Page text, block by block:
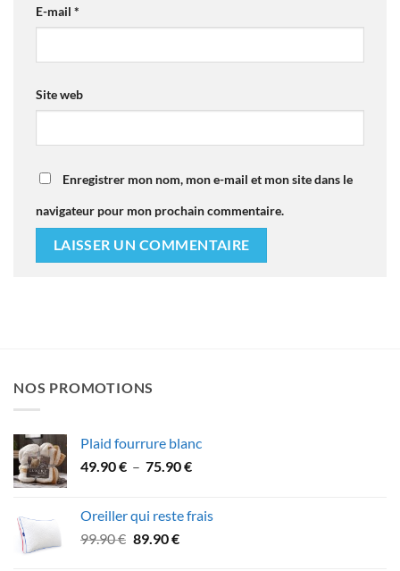
E-mail *
Site web
Enregistrer mon nom, mon e-mail et mon site dans le
navigateur pour mon prochain commentaire.
NOS PROMOTIONS
Plaid fourrure blanc
49.90€ – 75.90€Plage
49.90 €
Oreiller qui reste frais
99.90€ Le
89.90€Le